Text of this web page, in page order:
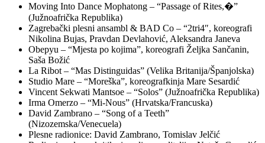
Moving Into Dance Mophatong – “Passage of Rites,�”
(Južnoafrička Republika)
Zagrebački plesni ansambl & BAD Co – “2tri4″, koreografi
Nikolina Bujas, Pravdan Devlahović, Aleksandra Janeva
Obepyu – “Mjesta po kojima”, koreografi Željka Sančanin,
Saša Božić
La Ribot – “Mas Distinguidas” (Velika Britanija/Španjolska)
Studio Mare – “Moreška”, koreografkinja Mare Sesardić
Vincent Sekwati Mantsoe – “Solos” (Južnoafrička Republika)
Irma Omerzo – “Mi-Nous” (Hrvatska/Francuska)
David Zambrano – “Song of a Teeth”
(Nizozemska/Venecuela)
Plesne radionice: David Zambrano, Tomislav Jelčić